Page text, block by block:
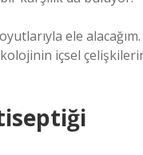
ele
içsel